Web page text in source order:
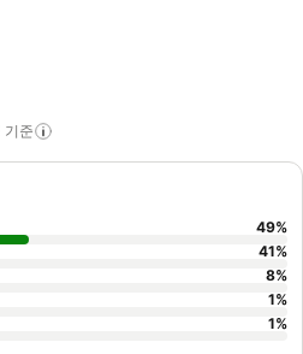
기준
49%
41%
8%
1%
1%